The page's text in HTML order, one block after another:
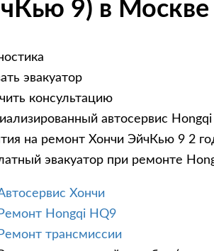
9) в Москве
эвакуатор
консультацию
автосервис Hongqi
на ремонт Хончи ЭйчКью 9 2
эвакуатор при ремонте
Хончи
Ремонт Hongqi HQ9
Ремонт трансмиссии